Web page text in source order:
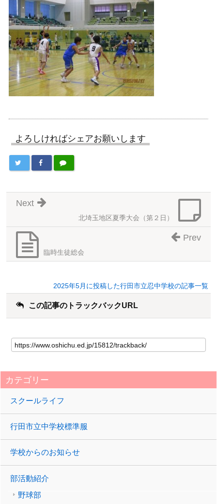
よろしければシェアお願いします
北埼玉地区夏季大会（第２日）
Next
臨時生徒総会
Prev
2025年5月に投稿した行田市立忍中学校の記事一覧
この記事のトラックバックURL
カテゴリー
スクールライフ
行田市立中学校標準服
学校からのお知らせ
部活動紹介
野球部